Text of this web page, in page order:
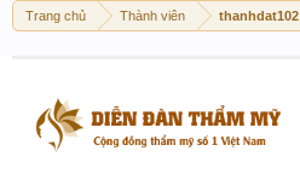
Trang chủ Thành viên thanhdat102